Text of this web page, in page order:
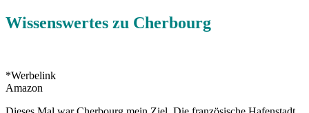
Wissenswertes zu Cherbourg
*Werbelink
Amazon